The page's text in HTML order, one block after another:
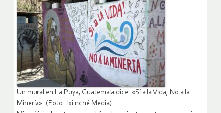
Un mural en La Puya, Guatemala dice: «Sí a la Vida, No a la
Minería». (Foto: Iximché Media)